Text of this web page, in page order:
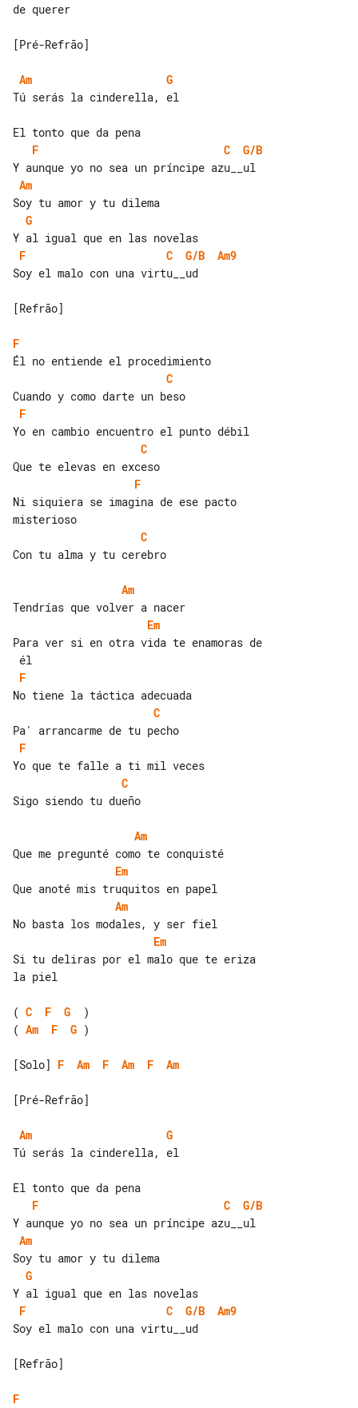
de querer
[Pré-Refrão]
Am
G
Tú serás la cinderella, el
F
C
G/B
Am
G
F
C G/B
Am9
Soy el malo con una virtu__ud
[Refrão]
F
C
F
C
F
Ni siquiera se imagina de ese pacto
C
Con tu alma y tu cerebro
Am
Em
Para ver si en otra vida te enamoras de
F
C
F
C
Sigo siendo tu dueño
Am
Em
Am
Em
Si tu deliras por el malo que te eriza
la piel
( C F G
( Am F G )
[Solo] F Am F Am F Am
[Pré-Refrão]
Am
G
Tú serás la cinderella, el
F
C
G/B
Am
G
F
C G/B
Am9
Soy el malo con una virtu__ud
[Refrão]
F